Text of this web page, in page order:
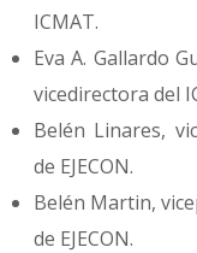
ICMAT.
Eva A. Gallardo
vicedirectora del
Belén Linares,
de EJECON.
Belén Martin,
de EJECON.